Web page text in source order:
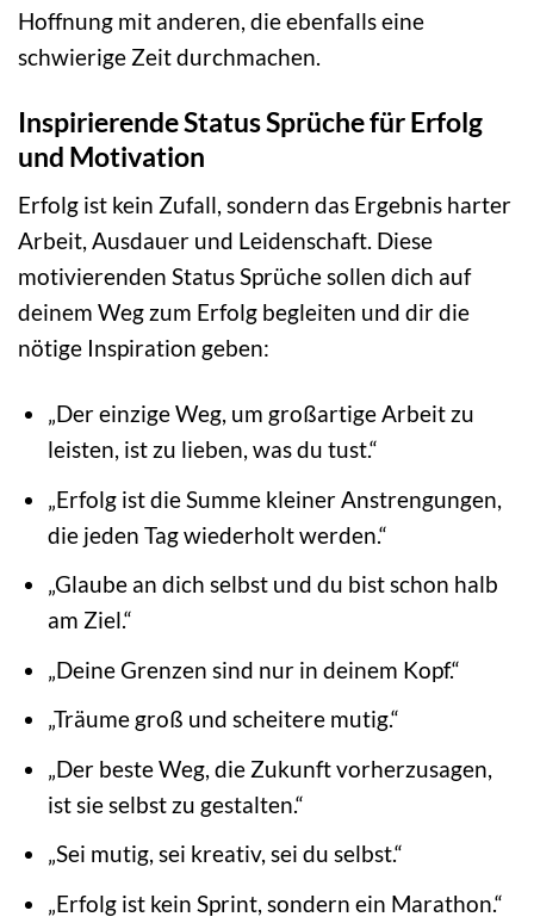
Hoffnung mit anderen, die ebenfalls eine
schwierige Zeit durchmachen.
Inspirierende Status Sprüche für Erfolg
und Motivation
Erfolg ist kein Zufall, sondern das Ergebnis harter
Arbeit, Ausdauer und Leidenschaft. Diese
motivierenden Status Sprüche sollen dich auf
deinem Weg zum Erfolg begleiten und dir die
nötige Inspiration geben:
„Der einzige Weg, um großartige Arbeit zu
leisten, ist zu lieben, was du tust.“
„Erfolg ist die Summe kleiner Anstrengungen,
die jeden Tag wiederholt werden.“
„Glaube an dich selbst und du bist schon halb
am Ziel.“
„Deine Grenzen sind nur in deinem Kopf.“
„Träume groß und scheitere mutig.“
„Der beste Weg, die Zukunft vorherzusagen,
ist sie selbst zu gestalten.“
„Sei mutig, sei kreativ, sei du selbst.“
„Erfolg ist kein Sprint, sondern ein Marathon.“